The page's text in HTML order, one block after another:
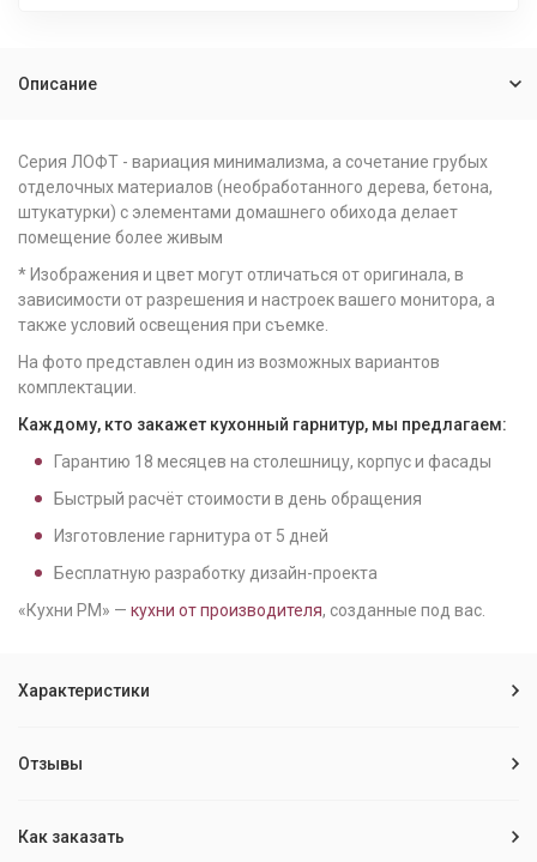
Описание
Серия ЛОФТ - вариация минимализма, а сочетание грубых
отделочных материалов (необработанного дерева, бетона,
штукатурки) с элементами домашнего обихода делает
помещение более живым
* Изображения и цвет могут отличаться от оригинала, в
зависимости от разрешения и настроек вашего монитора, а
также условий освещения при съемке.
На фото представлен один из возможных вариантов
комплектации.
Каждому, кто закажет кухонный гарнитур, мы предлагаем:
Гарантию 18 месяцев на столешницу, корпус и фасады
Быстрый расчёт стоимости в день обращения
Изготовление гарнитура от 5 дней
Бесплатную разработку дизайн-проекта
«Кухни РМ» — кухни от производителя, созданные под вас.
Характеристики
Отзывы
Как заказать